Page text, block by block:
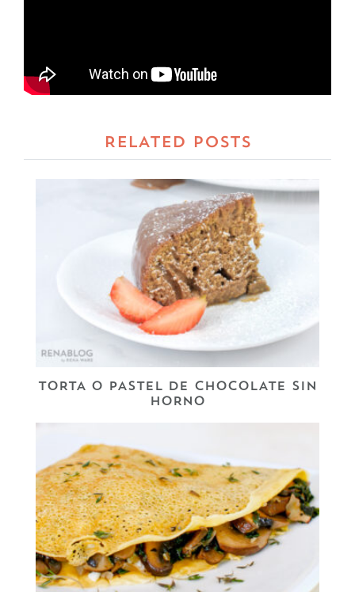
RELATED POSTS
TORTA O PASTEL DE CHOCOLATE SIN
HORNO